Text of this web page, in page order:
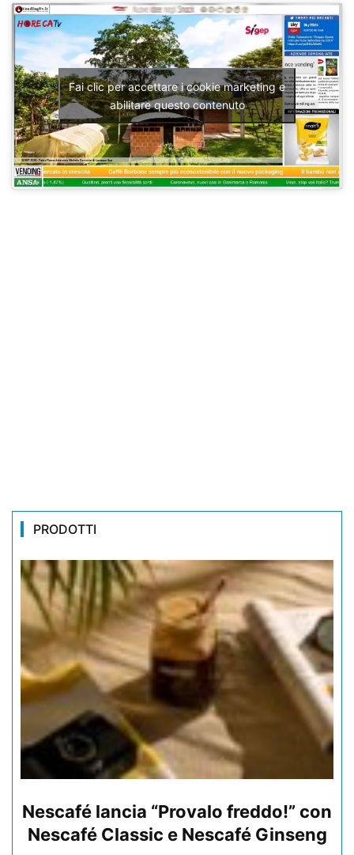
Fai clic per accettare i cookie marketing e
abilitare questo contenuto
PRODOTTI
Nescafé lancia “Provalo freddo!” con
Nescafé Classic e Nescafé Ginseng